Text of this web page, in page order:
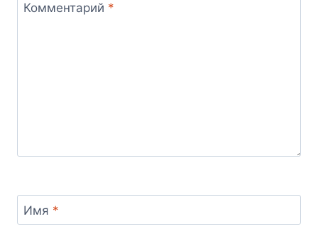
Комментарий *
Имя *